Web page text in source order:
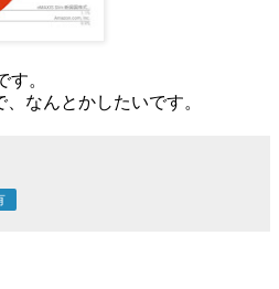
。
なんとかしたいです。